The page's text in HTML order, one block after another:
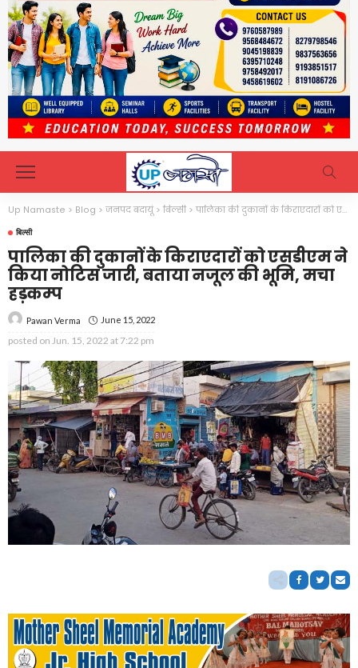
Up Namaste > Blog > जनपद बदायूं>बिल्सी > पालिका की दुकानों के किराएदारों को एसडीएम ने किया नोटिस जारी, बताया नजूल की भूमि, मचा हड़कम्प
बिल्सी
पालिका की दुकानों के किराएदारों को एसडीएम ने
किया नोटिस जारी, बताया नजूल की भूमि, मचा
हड़कम्प
Pawan Verma June 15, 2022
posted on Jun. 15, 2022 at 7:22 pm